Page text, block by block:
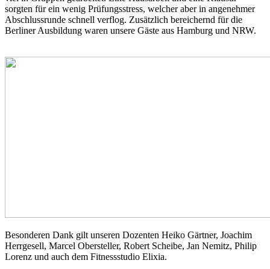
sorgten für ein wenig Prüfungsstress, welcher aber in angenehmer
Abschlussrunde schnell verflog. Zusätzlich bereichernd für die
Berliner Ausbildung waren unsere Gäste aus Hamburg und NRW.
Besonderen Dank gilt unseren Dozenten Heiko Gärtner, Joachim
Herrgesell, Marcel Obersteller, Robert Scheibe, Jan Nemitz, Philip
Lorenz und auch dem Fitnessstudio Elixia.